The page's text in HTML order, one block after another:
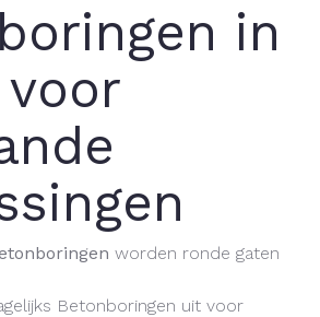
in
worden ronde gaten
Betonboringen uit voor